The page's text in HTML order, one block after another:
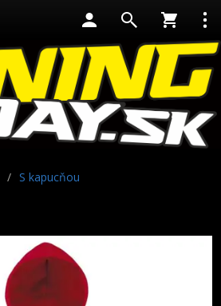
/ S kapucňou